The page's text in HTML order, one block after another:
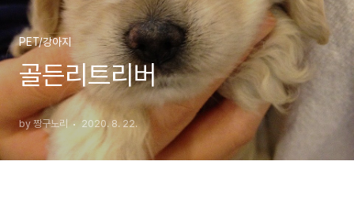
PET/강아지
골든리트리버
by 짱구노리 2020. 8. 22.